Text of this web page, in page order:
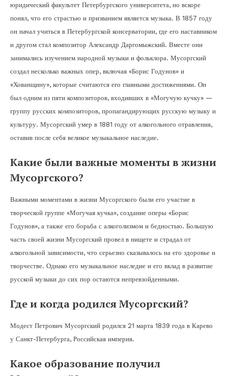
юридический факультет Петербургского университета, но вскоре
понял, что его страстью и призванием является музыка. В 1857 году
он начал учиться в Петербургской консерватории, где его наставником
и другом стал композитор Александр Даргомыжский. Вместе они
занимались изучением народной музыки и фольклора. Мусоргский
создал несколько важных опер, включая «Борис Годунов» и
«Хованщину», которые считаются его главными достижениями. Он
был одним из пяти композиторов, входивших в «Могучую кучку» —
группу русских композиторов, пропагандирующих русскую музыку и
культуру. Мусоргский умер в 1881 году от алкогольного отравления,
оставив после себя великое музыкальное наследие.
Какие были важные моменты в жизни
Мусоргского?
Важными моментами в жизни Мусоргского были его участие в
творческой группе «Могучая кучка», создание оперы «Борис
Годунов», а также его борьба с алкоголизмом и бедностью. Большую
часть своей жизни Мусоргский провел в нищете и страдал от
алкогольной зависимости, что серьезно сказывалось на его здоровье и
творчестве. Однако его музыкальное наследие и его вклад в развитие
русской музыки до сих пор остаются непревзойденными.
Где и когда родился Мусоргский?
Модест Петрович Мусоргский родился 21 марта 1839 года в Карево
у Санкт-Петербурга, Российская империя.
Какое образование получил